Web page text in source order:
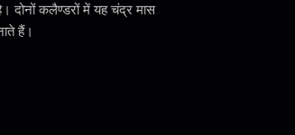
दोनों कलैण्डरों में यह चंद्र मास
हैं।